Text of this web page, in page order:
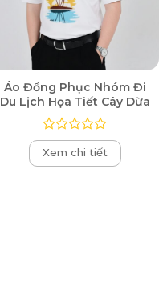
Áo Đồng Phục Nhóm Đi
Du Lịch Họa Tiết Cây Dừa
Được
xếp
hạng
Xem chi tiết